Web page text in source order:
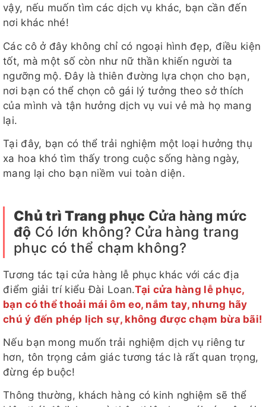
vậy, nếu muốn tìm các dịch vụ khác, bạn cần đến
nơi khác nhé!
Các cô ở đây không chỉ có ngoại hình đẹp, điều kiện
tốt, mà một số còn như nữ thần khiến người ta
ngưỡng mộ. Đây là thiên đường lựa chọn cho bạn,
nơi bạn có thể chọn cô gái lý tưởng theo sở thích
của mình và tận hưởng dịch vụ vui vẻ mà họ mang
lại.
Tại đây, bạn có thể trải nghiệm một loại hưởng thụ
xa hoa khó tìm thấy trong cuộc sống hàng ngày,
mang lại cho bạn niềm vui toàn diện.
Chủ trì Trang phục Cửa hàng mức
độ Có lớn không? Cửa hàng trang
phục có thể chạm không?
Tương tác tại cửa hàng lễ phục khác với các địa
điểm giải trí kiểu Đài Loan.Tại cửa hàng lễ phục,
bạn có thể thoải mái ôm eo, nắm tay, nhưng hãy
chú ý đến phép lịch sự, không được chạm bừa bãi!
Nếu bạn mong muốn trải nghiệm dịch vụ riêng tư
hơn, tôn trọng cảm giác tương tác là rất quan trọng,
đừng ép buộc!
Thông thường, khách hàng có kinh nghiệm sẽ thể